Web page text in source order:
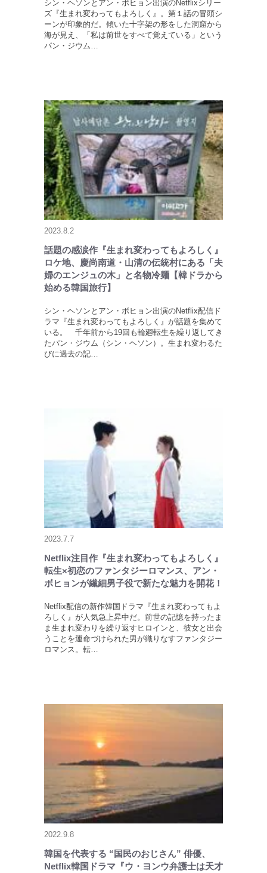
シン・ヘソンとアン・ボヒョン出演のNetflixシリー
ズ『生まれ変わってもよろしく』。第１話の冒頭シ
ーンが印象的だ。傾いた十字架の形をした洞窟から
海が見え、「私は前世をすべて覚えている」という
パン・ジウム…
2023.8.2
話題の感涙作『生まれ変わってもよろしく』
ロケ地、慶尚南道・山清の伝統村にある「夫
婦のエンジュの木」と名物冷麺【韓ドラから
始める韓国旅行】
シン・ヘソンとアン・ボヒョン出演のNetflix配信ド
ラマ『生まれ変わってもよろしく』が話題を集めて
いる。 千年前から19回も輪廻転生を繰り返してき
たパン・ジウム（シン・ヘソン）。生まれ変わるた
びに過去の記…
2023.7.7
Netflix注目作『生まれ変わってもよろしく』
転生×初恋のファンタジーロマンス、アン・
ボヒョンが繊細男子役で新たな魅力を開花！
Netflix配信の新作韓国ドラマ『生まれ変わってもよ
ろしく』が人気急上昇中だ。前世の記憶を持ったま
ま生まれ変わりを繰り返すヒロインと、彼女と出会
うことを運命づけられた男が織りなすファンタジー
ロマンス。転…
2022.9.8
韓国を代表する “国民のおじさん” 俳優、
Netflix韓国ドラマ『ウ・ヨンウ弁護士は天才